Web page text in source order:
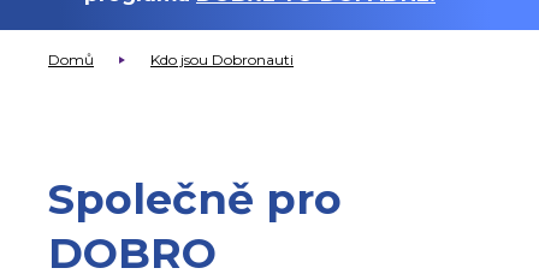
Domů Kdo jsou Dobronauti
Společně pro
DOBRO